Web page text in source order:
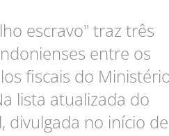
escravo" traz três
entre os
fiscais do
lista atualizada do
divulgada no início de